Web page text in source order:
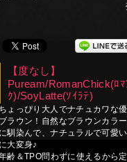
【度なし】
Puream/RomanChick(ﾛﾏ
ｸ)/SoyLatte(ｿｲﾗﾃ)
ちょっぴり大人でナチュカワな
ブラウン！自然なブラウンカラ
に馴染んで、ナチュラルで可愛
に大変身♪
齢＆TPO問わずに使えるから